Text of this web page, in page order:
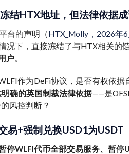
结HTX地址，但法律依据
台的声明（HTX_Molly，2026年
况下，直接冻结了与HTX相关的
户。
作为DeFi协议，是否有权依
确的英国制裁法律依据——是
风控判断？
易+强制兑换USD1为USDT
停WLFI代币全部交易服务、暂停